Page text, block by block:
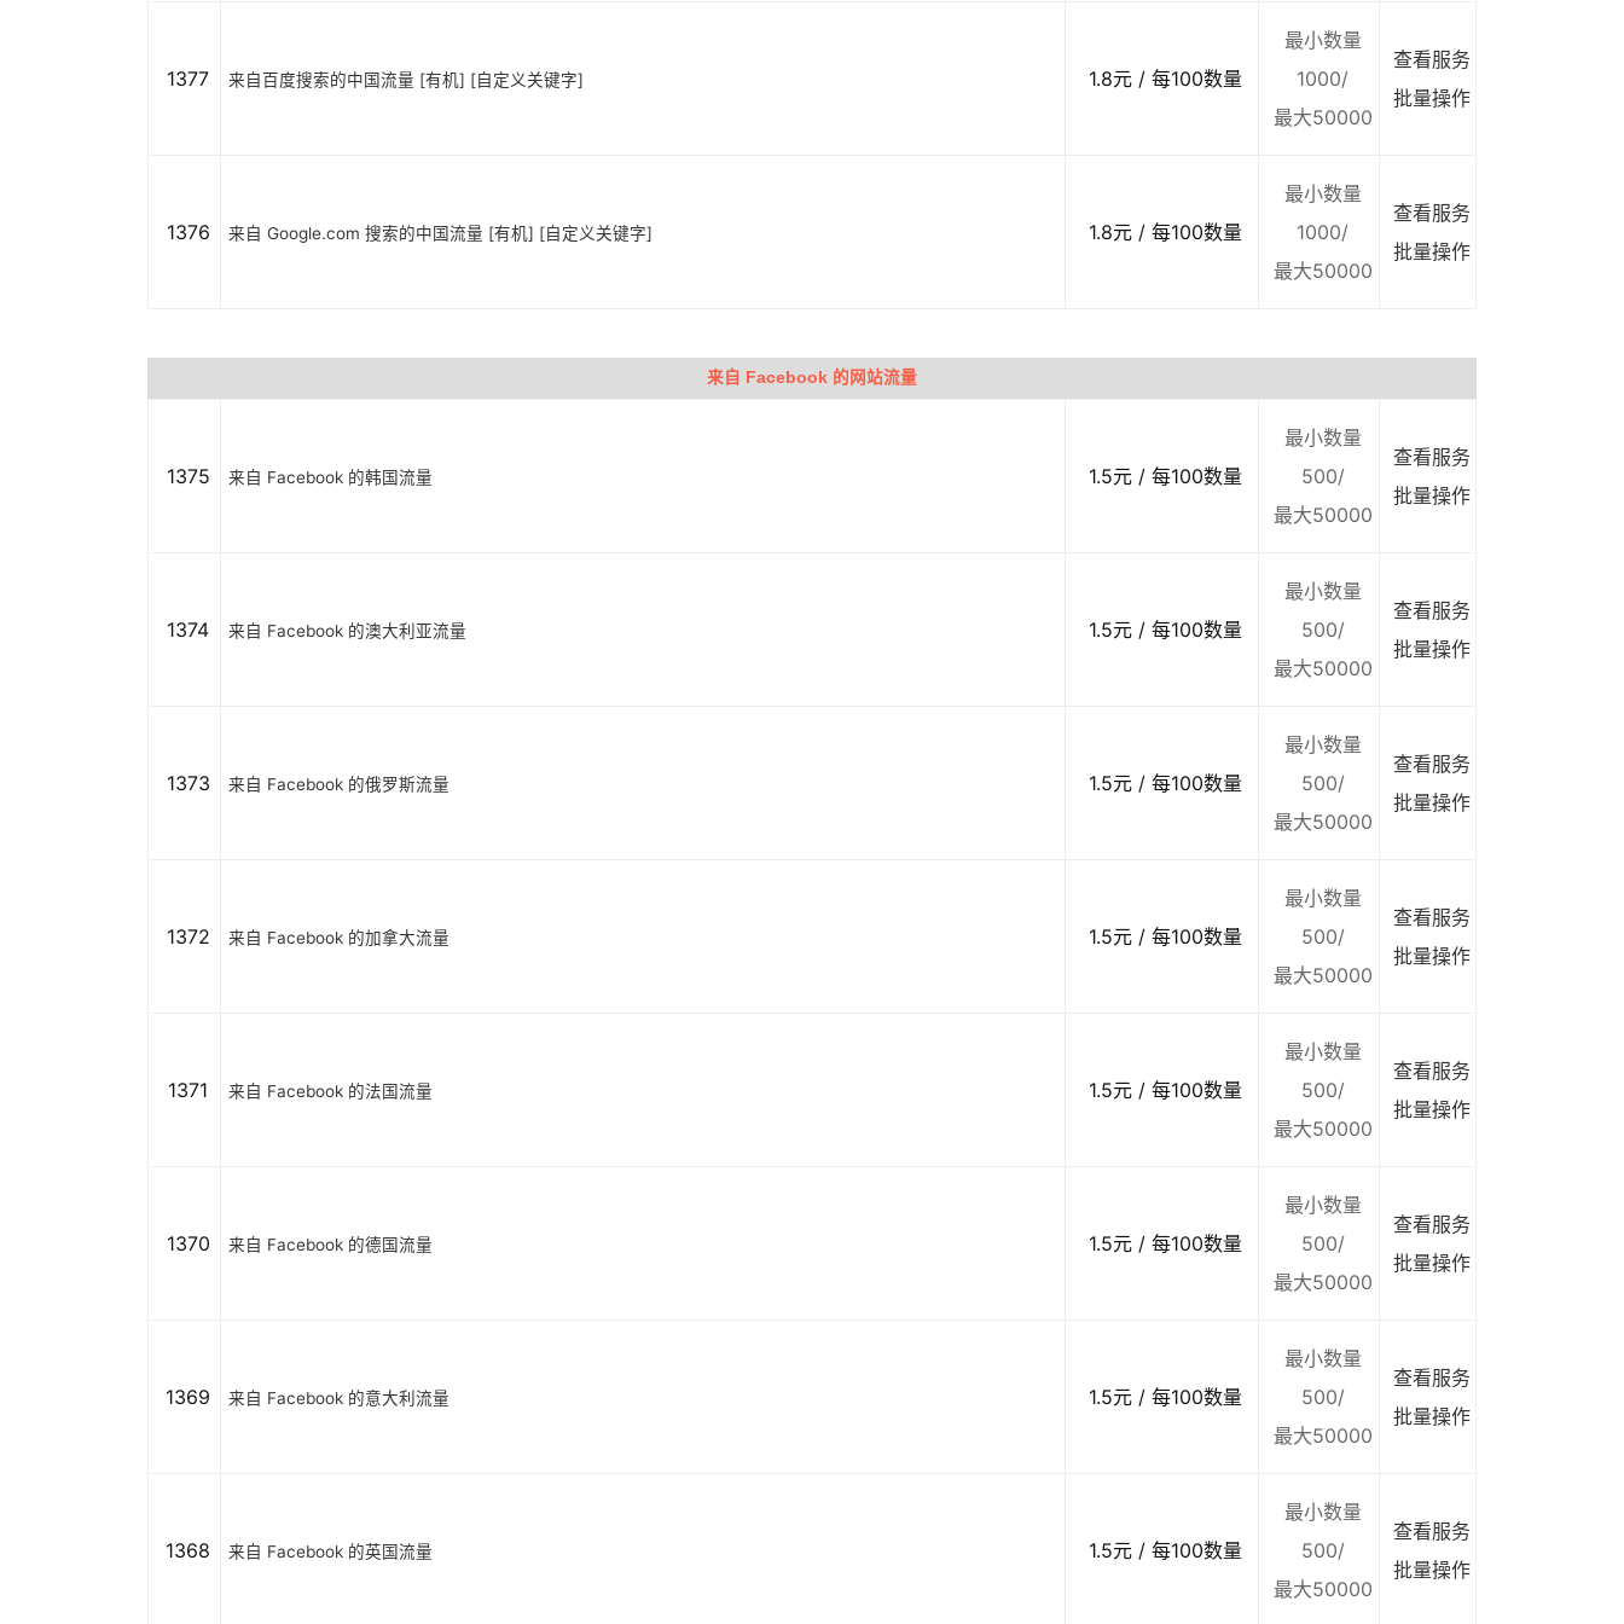
1377 来自百度搜索的中国流量 [有机] [自定义关键字] 1.8元 / 每100数量
最小数量
1000/
最大50000
查看服务
批量操作
1376 来自 Google.com 搜索的中国流量 [有机] [自定义关键字] 1.8元 / 每100数量
最小数量
1000/
最大50000
查看服务
批量操作
来自 Facebook 的网站流量
1375 来自 Facebook 的韩国流量 1.5元 / 每100数量
最小数量
500/
最大50000
查看服务
批量操作
1374 来自 Facebook 的澳大利亚流量 1.5元 / 每100数量
最小数量
500/
最大50000
查看服务
批量操作
1373 来自 Facebook 的俄罗斯流量 1.5元 / 每100数量
最小数量
500/
最大50000
查看服务
批量操作
1372 来自 Facebook 的加拿大流量 1.5元 / 每100数量
最小数量
500/
最大50000
查看服务
批量操作
1371 来自 Facebook 的法国流量 1.5元 / 每100数量
最小数量
500/
最大50000
查看服务
批量操作
1370 来自 Facebook 的德国流量 1.5元 / 每100数量
最小数量
500/
最大50000
查看服务
批量操作
1369 来自 Facebook 的意大利流量 1.5元 / 每100数量
最小数量
500/
最大50000
查看服务
批量操作
1368 来自 Facebook 的英国流量 1.5元 / 每100数量
最小数量
500/
最大50000
查看服务
批量操作